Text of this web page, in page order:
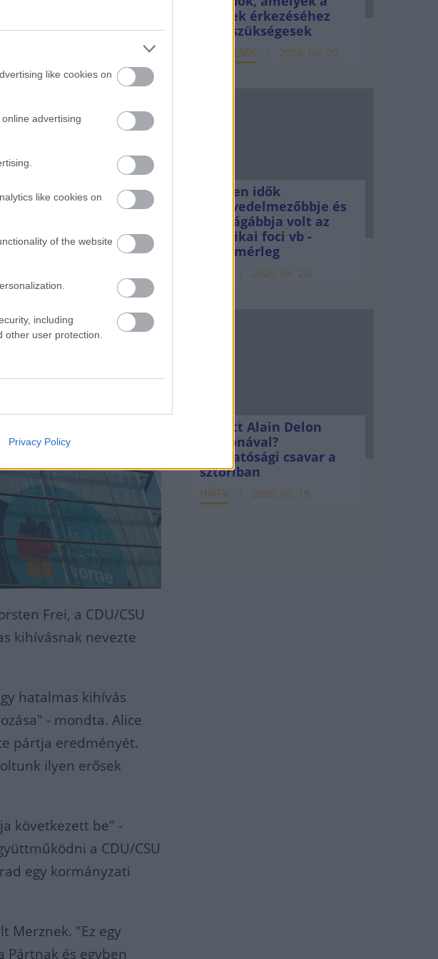
like cookies on
advertising
like cookies on
of the website
including
user protection.
Privacy Policy
kíván
vagyok
engedheti meg
külvilág nem vár ránk" -
"Világos
-
Frei, a CDU/CSU
kihívásnak nevezte
hatalmas kihívás
- mondta. Alice
pártja eredményét.
ilyen erősek
következett be" -
a CDU/CSU
egy kormányzati
Merznek. "Ez egy
Pártnak és egyben
pénzek érkezéséhez
még szükségesek
ELEMZÉSEK 2026. júl. 20.
Minden idők
legjövedelmezőbbje és
legdrágábbja volt az
amerikai foci vb -
gyorsmérleg
2026. júl. 20.
Mi lett Alain Delon
vagyonával?
Adóhatósági csavar a
sztoriban
HÍREK 2026. júl. 19.